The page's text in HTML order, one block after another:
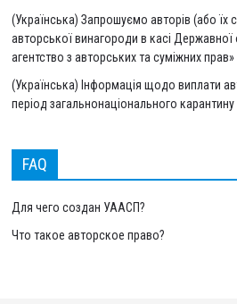
(Українська) Запрошуємо авторів (або
авторської винагороди в касі Державної
агентство з авторських та суміжних прав»
(Українська) Інформація щодо виплати
період загальнонаціонального карантину
FAQ
Для чего создан УААСП?
Что такое авторское право?